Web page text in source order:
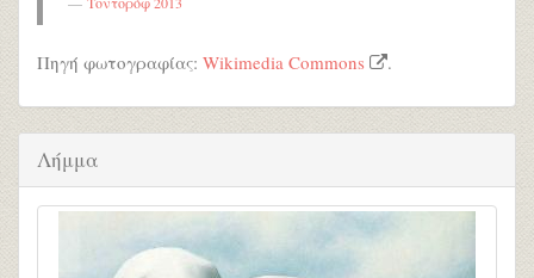
Πηγή φωτογραφίας: Wikimedia Commons .
Λήμμα